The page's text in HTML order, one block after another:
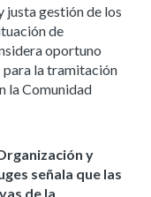
justa gestión de los
de
oportuno
para la tramitación
la Comunidad
y
señala que las
de la